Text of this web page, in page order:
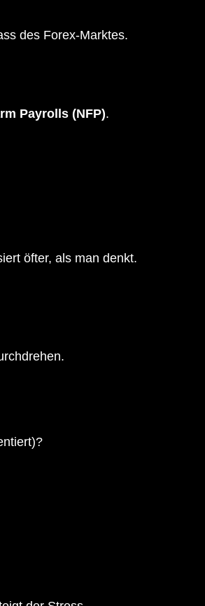
des Forex-Marktes.
Payrolls (NFP).
öfter, als man denkt.